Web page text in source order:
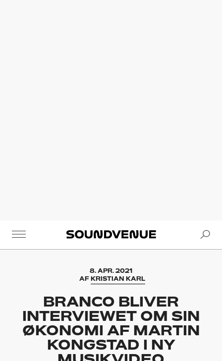
Soundvenue
8. APR. 2021
AF KRISTIAN KARL
BRANCO BLIVER
INTERVIEWET OM SIN
ØKONOMI AF MARTIN
KONGSTAD I NY